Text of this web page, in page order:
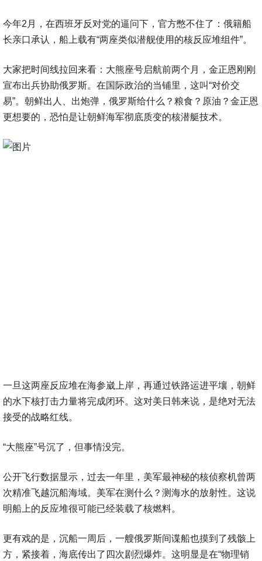
今年2月，在西班牙反对党的逼问下，官方憋不住了：俄籍船
长亲口承认，船上载有“两座类似潜舰使用的核反应堆组件”。
大家把时间线拉回来看：大熊座号启航前两个月，金正恩刚刚
宣布出兵协助俄罗斯。在国际政治的当铺里，这叫“对价交
易”。朝鲜出人、出炮弹，俄罗斯给什么？粮食？原油？金正恩
更想要的，恐怕是让朝鲜海军彻底质变的核潜艇技术。
一旦这两座反应堆在海参崴上岸，再通过铁路运进平壤，朝鲜
的水下核打击力量将完成闭环。这对美日韩来说，是绝对无法
接受的战略红线。
“大熊座”号沉了，但事情没完。
公开飞行数据显示，过去一年里，美军最神秘的核侦察机曾两
次精准飞越沉船海域。美军在测什么？测海水的放射性。这说
明船上的反应堆很可能已经装载了核燃料。
更有戏的是，沉船一周后，一艘俄罗斯间谍船也摸到了残骸上
方，紧接着，海底传出了四次剧烈爆炸。这明显是在“物理销